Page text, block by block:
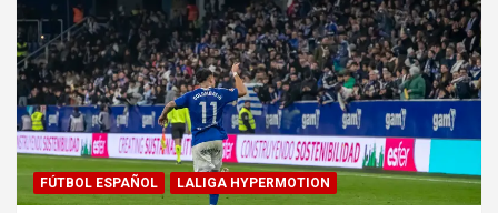
FÚTBOL ESPAÑOL LALIGA HYPERMOTION